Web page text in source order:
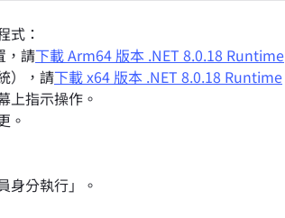
式：
，請下載 Arm64 版本 .NET 8.0.18 Runtime
），請下載 x64 版本 .NET 8.0.18 Runtime
上指示操作。
。
身分執行」。